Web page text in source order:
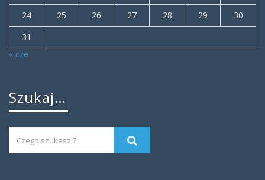
24
25 26 27 28 29
30
31
« cze
Szukaj…